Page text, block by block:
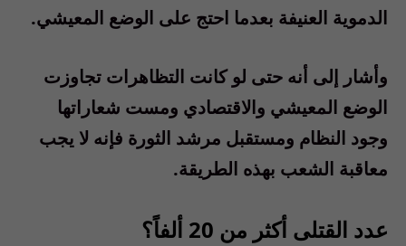
الدموية العنيفة بعدما احتج على الوضع المعيشي.
وأشار إلى أنه حتى لو كانت التظاهرات تجاوزت
الوضع المعيشي والاقتصادي ومست شعاراتها
وجود النظام ومستقبل مرشد الثورة فإنه لا يجب
معاقبة الشعب بهذه الطريقة.
عدد القتلى أكثر من 20 ألفاً؟